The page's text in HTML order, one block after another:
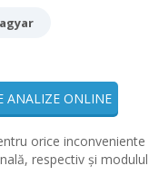
ANALIZE ONLINE
orice inconveniente
respectiv și